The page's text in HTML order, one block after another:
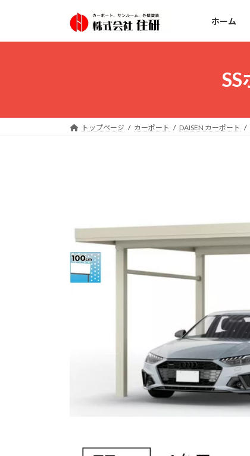
ッ
移
ホーム
トップページ カーポート DAISEN カーポート